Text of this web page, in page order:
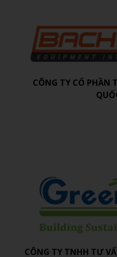
CÔNG TY CỔ PHẦN
CÔNG TY TNHH TƯ